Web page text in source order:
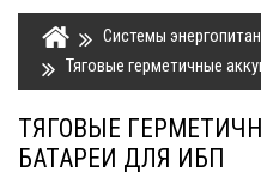
Системы
Тяговые герметичные
ТЯГОВЫЕ
БАТАРЕИ ДЛЯ ИБП